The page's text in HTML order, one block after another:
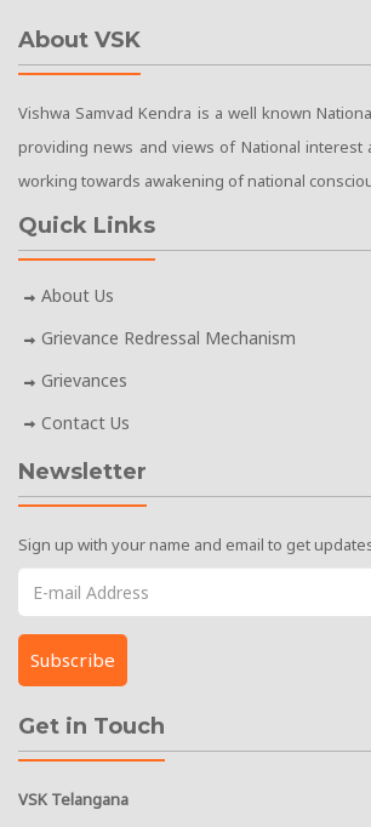
About VSK
Vishwa Samvad Kendra is a well known
providing news and views of National interest
working towards awakening of national
Quick Links
About Us
Grievance Redressal Mechanism
Grievances
Contact Us
Newsletter
Sign up with your name and email to get
Get in Touch
VSK Telangana